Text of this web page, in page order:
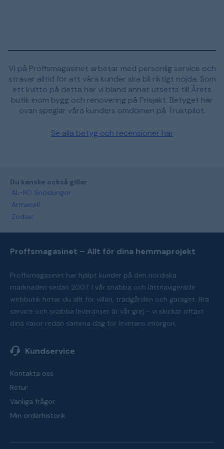
Vi på Proffsmagasinet arbetar med personlig service och
strävar alltid för att våra kunder ska bli riktigt nöjda. Som
ett kvitto på detta har vi bland annat utsetts till Årets
butik inom bygg och renovering på Prisjakt. Betyget här
ovan speglar våra kunders omdömen på Trustpilot.
Se alla betyg och recensioner här
Du kanske också gillar
AL-KO Snöslungor
Armacell
Zodiac
Proffsmagasinet – Allt för dina hemmaprojekt
Proffsmagasinet har hjälpt kunder på den nordiska
marknaden sedan 2007. I vår snabba och lättnavigerade
webbutik hittar du allt för villan, trädgården och garaget. Bra
service och snabba leveranser är vår grej - vi skickar oftast
dina varor redan samma dag för leverans imorgon.
Kundservice
Kontakta oss
Retur
Vanliga frågor
Min orderhistorik